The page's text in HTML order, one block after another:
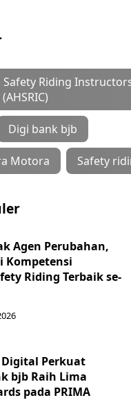
Riding
Digi bank bjb
Motora Safety
Agen Perubahan,
Kompetensi
Riding Terbaik se-
Perkuat
bjb Raih Lima
pada PRIMA